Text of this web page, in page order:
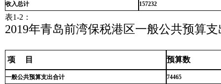
收入总计 157232
表1-2：
2019年青岛前湾保税港区一般公共预算
项 目 预算数
一般公共预算支出合计 74465